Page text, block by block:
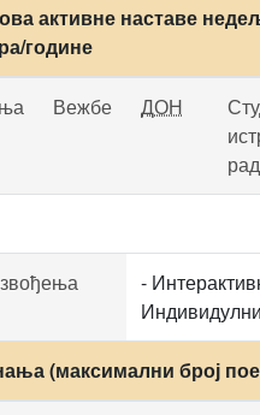
активне наставе
године
Вежбе ДОН
рад
-
(максимални број